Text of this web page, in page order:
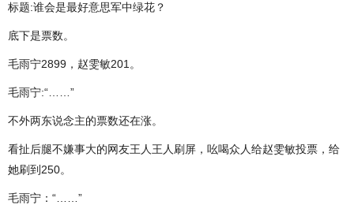
标题:谁会是最好意思军中绿花？
底下是票数。
毛雨宁2899，赵雯敏201。
毛雨宁:“……”
不外两东说念主的票数还在涨。
看扯后腿不嫌事大的网友王人王人刷屏，吆喝众人给赵雯敏投票，给
她刷到250。
毛雨宁：“……”